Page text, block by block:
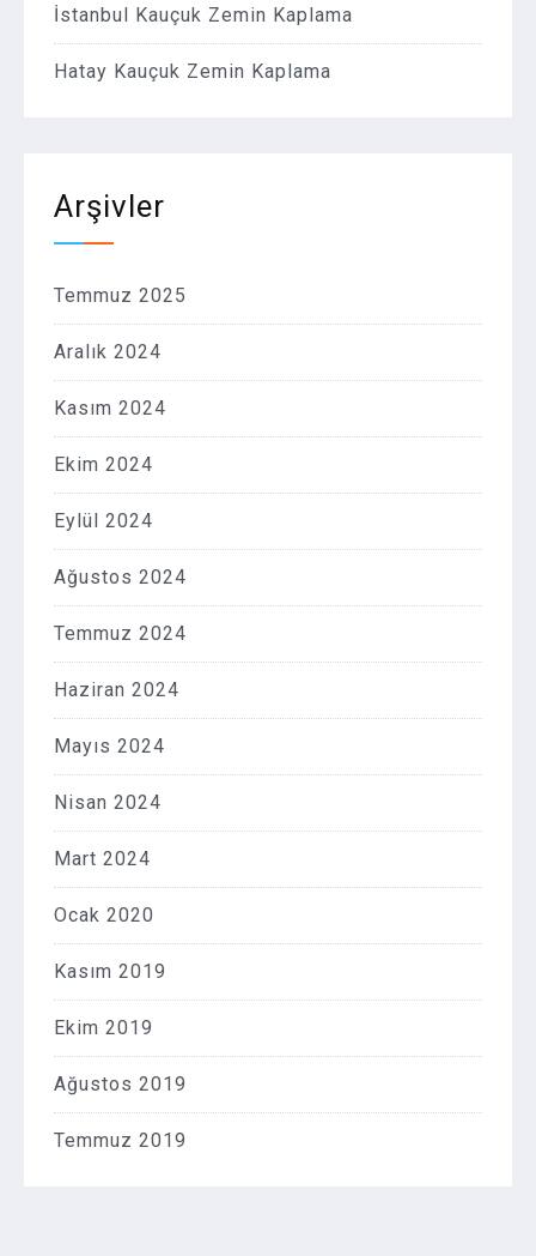
İstanbul Kauçuk Zemin Kaplama
Hatay Kauçuk Zemin Kaplama
Arşivler
Temmuz 2025
Aralık 2024
Kasım 2024
Ekim 2024
Eylül 2024
Ağustos 2024
Temmuz 2024
Haziran 2024
Mayıs 2024
Nisan 2024
Mart 2024
Ocak 2020
Kasım 2019
Ekim 2019
Ağustos 2019
Temmuz 2019